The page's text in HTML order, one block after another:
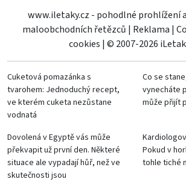
www.iletaky.cz - pohodlné prohlížení
maloobchodních řetězců | Reklama |
cookies | © 2007-2026
Cuketová pomazánka s
tvarohem: Jednoduchý recept,
ve kterém cuketa nezůstane
vodnatá
Co se
vynecháte
může přijít
Dovolená v Egyptě vás může
překvapit už první den. Některé
situace ale vypadají hůř, než ve
skutečnosti jsou
Pokud v
tohle tiché